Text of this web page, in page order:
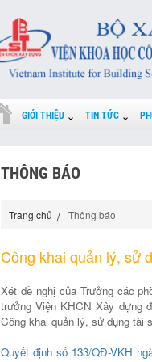
GIỚI THIỆU TIN TỨC
THÔNG BÁO
Trang chủ Thông báo
Công khai quản lý, sử
Xét đề nghị của Trưởng các
trưởng Viện KHCN Xây dựng
Công khai quản lý, sử dụng tài
Quyết định số 133/QĐ-VKH